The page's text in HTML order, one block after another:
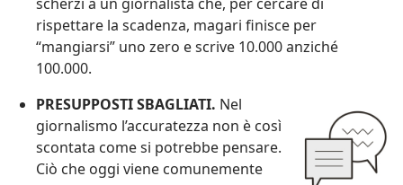
rispettare la scadenza, magari finisce per
“mangiarsi” uno zero e scrive 10.000 anziché
100.000.
PRESUPPOSTI SBAGLIATI. Nel
giornalismo l’accuratezza non è così
scontata come si potrebbe pensare.
Ciò che oggi viene comunemente